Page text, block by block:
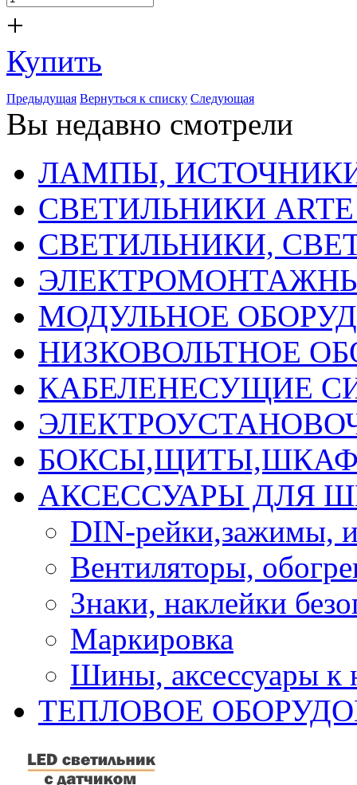
+
Купить
Предыдущая Вернуться к списку Следующая
Вы недавно смотрели
ЛАМПЫ,
СВЕТИЛЬНИКИ ARTE
СВЕТИЛЬНИКИ,
МОДУЛЬНОЕ
НИЗКОВОЛЬТНОЕ
КАБЕЛЕНЕСУЩИЕ
АКСЕССУАРЫ ДЛЯ
DIN-рейки,зажимы,
Вентиляторы,
Знаки, наклейки
Маркировка
Шины, аксессуары к
ТЕПЛОВОЕ